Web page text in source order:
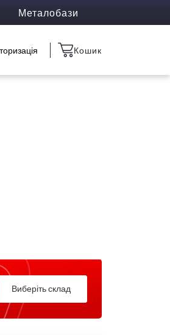
Металобази
Кошик
Виберіть склад